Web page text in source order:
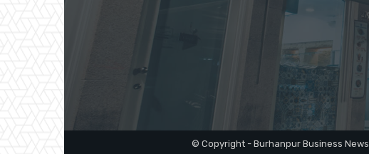
© Copyright - Burhanpur Business News